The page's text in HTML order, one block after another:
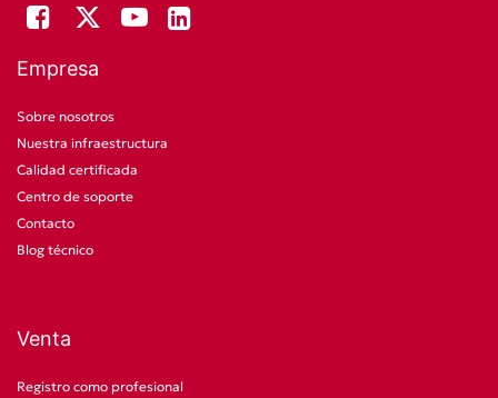
Empresa
Sobre nosotros
Nuestra infraestructura
Calidad certificada
Centro de soporte
Contacto
Blog técnico
Venta
Registro como profesional